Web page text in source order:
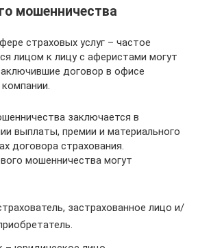
мошенничества
страховых услуг – частое
лицом к лицу с аферистами могут
договор в офисе
заключается в
выплаты, премии и материального
договора страхования.
мошенничества могут
застрахованное лицо и/